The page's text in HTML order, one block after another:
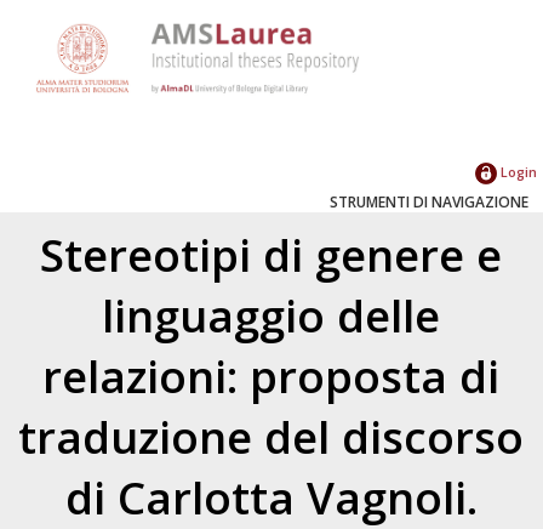
Login
STRUMENTI DI NAVIGAZIONE
Stereotipi di genere e
linguaggio delle
relazioni: proposta di
traduzione del discorso
di Carlotta Vagnoli.